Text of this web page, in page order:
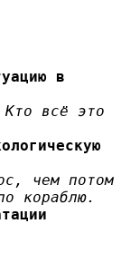
в
всё это
чем потом
кораблю.